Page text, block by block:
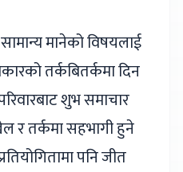
मानेको विषयलाई
तर्कबितर्कमा दिन
शुभ समाचार
र तर्कमा सहभागी हुने
पनि जीत